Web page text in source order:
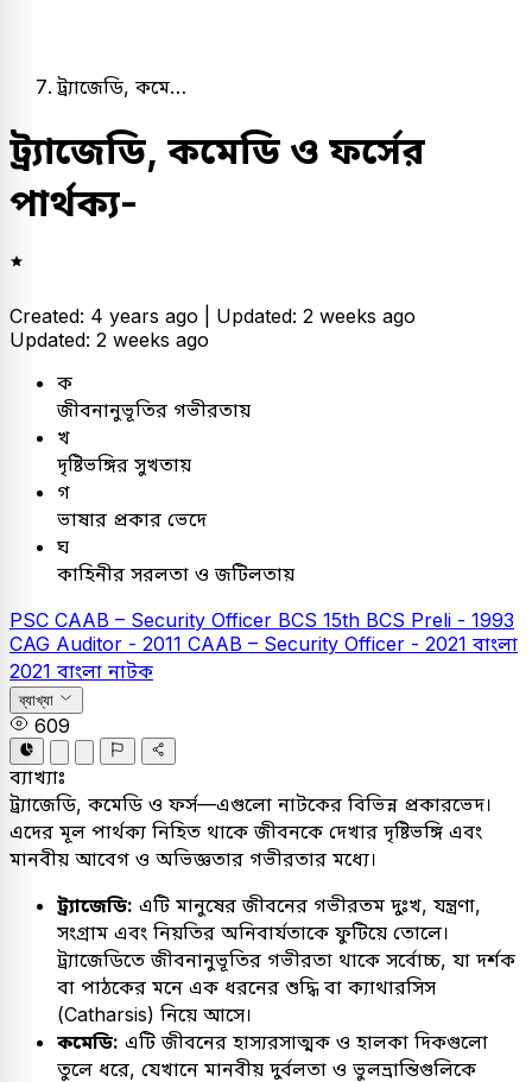
ট্র্যাজেডি, কমে…
ট্র্যাজেডি, কমেডি ও ফর্সের
পার্থক্য-
Created: 4 years ago | Updated: 2 weeks ago
Updated: 2 weeks ago
ক
জীবনানুভূতির গভীরতায়
খ
দৃষ্টিভঙ্গির সুখতায়
গ
ভাষার প্রকার ভেদে
ঘ
কাহিনীর সরলতা ও জটিলতায়
PSC CAAB – Security Officer BCS 15th BCS Preli - 1993
CAG Auditor - 2011 CAAB – Security Officer - 2021 বাংলা
2021 বাংলা নাটক
ব্যাখ্যা
609
ব্যাখ্যাঃ
ট্র্যাজেডি, কমেডি ও ফর্স—এগুলো নাটকের বিভিন্ন প্রকারভেদ।
এদের মূল পার্থক্য নিহিত থাকে জীবনকে দেখার দৃষ্টিভঙ্গি এবং
মানবীয় আবেগ ও অভিজ্ঞতার গভীরতার মধ্যে।
ট্র্যাজেডি: এটি মানুষের জীবনের গভীরতম দুঃখ, যন্ত্রণা,
সংগ্রাম এবং নিয়তির অনিবার্যতাকে ফুটিয়ে তোলে।
ট্র্যাজেডিতে জীবনানুভূতির গভীরতা থাকে সর্বোচ্চ, যা দর্শক
বা পাঠকের মনে এক ধরনের শুদ্ধি বা ক্যাথারসিস
(Catharsis) নিয়ে আসে।
কমেডি: এটি জীবনের হাস্যরসাত্মক ও হালকা দিকগুলো
তুলে ধরে, যেখানে মানবীয় দুর্বলতা ও ভুলভ্রান্তিগুলিকে